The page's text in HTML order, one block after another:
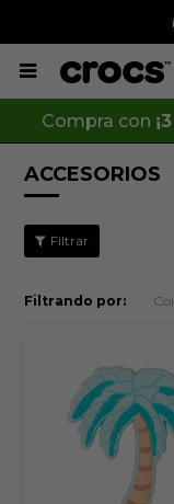

Compra con
ACCESORIOS
Filtrando por: